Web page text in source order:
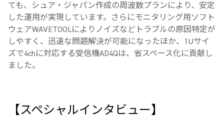
ても、シュア・ジャパン作成の周波数プランにより、安定
した運用が実現しています。さらにモニタリング用ソフト
ウェアWAVETOOLによりノイズなどトラブルの原因特定が
しやすく、迅速な問題解決が可能になったほか、1Uサイ
ズで4chに対応する受信機AD4Qは、省スペース化に貢献し
ました。
【スペシャルインタビュー】